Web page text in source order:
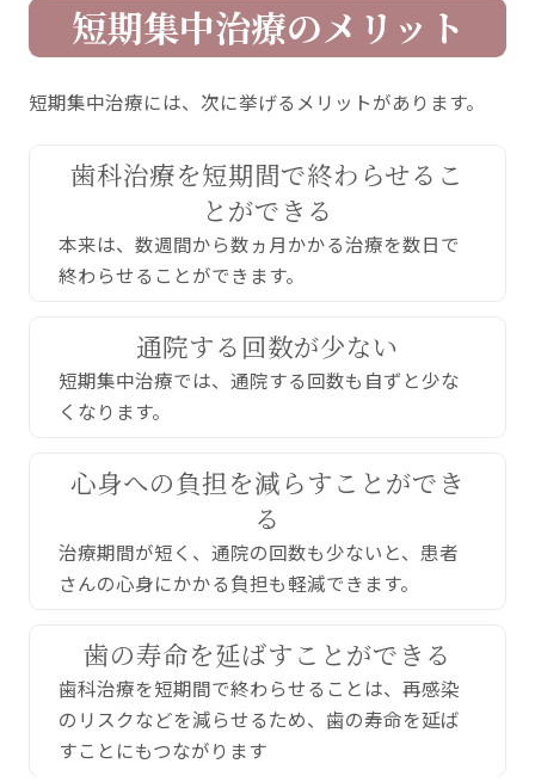
短期集中治療のメリット
短期集中治療には、次に挙げるメリットがあります。
歯科治療を短期間で終わらせるこ
とができる
本来は、数週間から数ヵ月かかる治療を数日で
終わらせることができます。
通院する回数が少ない
短期集中治療では、通院する回数も自ずと少な
くなります。
心身への負担を減らすことができ
る
治療期間が短く、通院の回数も少ないと、患者
さんの心身にかかる負担も軽減できます。
歯の寿命を延ばすことができる
歯科治療を短期間で終わらせることは、再感染
のリスクなどを減らせるため、歯の寿命を延ば
すことにもつながります